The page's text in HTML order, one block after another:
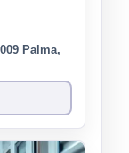
Palma,